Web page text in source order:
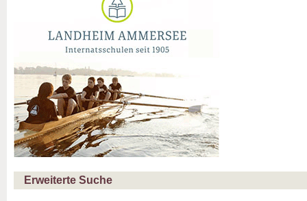
Erweiterte Suche